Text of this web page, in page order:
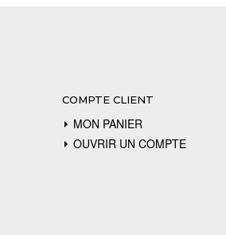
COMPTE CLIENT
MON PANIER
OUVRIR UN COMPTE